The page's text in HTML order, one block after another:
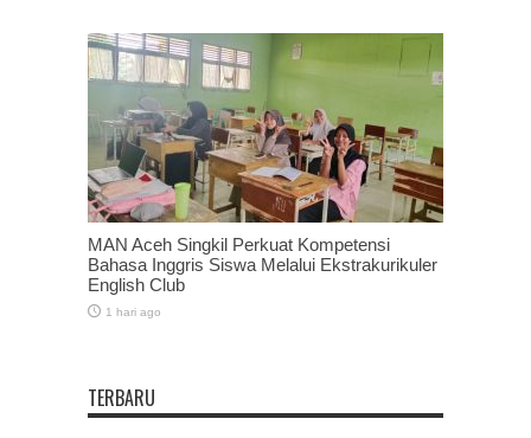
MAN Aceh Singkil Perkuat Kompetensi
Bahasa Inggris Siswa Melalui Ekstrakurikuler
English Club
1 hari ago
TERBARU